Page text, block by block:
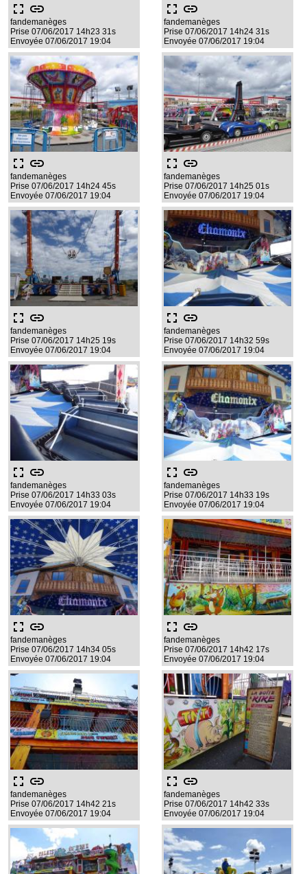
fullscreen link
fandemanèges
Prise 07/06/2017 14h23 31s
Envoyée 07/06/2017 19:04
fullscreen link
fandemanèges
Prise 07/06/2017 14h24 31s
Envoyée 07/06/2017 19:04
fullscreen link
fandemanèges
Prise 07/06/2017 14h24 45s
Envoyée 07/06/2017 19:04
fullscreen link
fandemanèges
Prise 07/06/2017 14h25 01s
Envoyée 07/06/2017 19:04
fullscreen link
fandemanèges
Prise 07/06/2017 14h25 19s
Envoyée 07/06/2017 19:04
fullscreen link
fandemanèges
Prise 07/06/2017 14h32 59s
Envoyée 07/06/2017 19:04
fullscreen link
fandemanèges
Prise 07/06/2017 14h33 03s
Envoyée 07/06/2017 19:04
fullscreen link
fandemanèges
Prise 07/06/2017 14h33 19s
Envoyée 07/06/2017 19:04
fullscreen link
fandemanèges
Prise 07/06/2017 14h34 05s
Envoyée 07/06/2017 19:04
fullscreen link
fandemanèges
Prise 07/06/2017 14h42 17s
Envoyée 07/06/2017 19:04
fullscreen link
fandemanèges
Prise 07/06/2017 14h42 21s
Envoyée 07/06/2017 19:04
fullscreen link
fandemanèges
Prise 07/06/2017 14h42 33s
Envoyée 07/06/2017 19:04